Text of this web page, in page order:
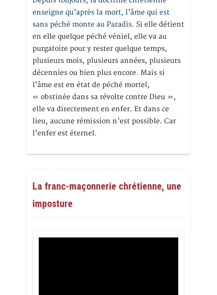
enseigne qu’après la mort, l’âme qui est
sans péché monte au Paradis. Si elle détient
en elle quelque péché véniel, elle va au
purgatoire pour y rester quelque temps,
plusieurs mois, plusieurs années, plusieurs
décennies ou bien plus encore. Mais si
l’âme est en état de péché mortel,
« obstinée dans sa révolte contre Dieu »,
elle va directement en enfer. Et dans ce
lieu, aucune rémission n’est possible. Car
l’enfer est éternel.
La franc-maçonnerie chrétienne, une
imposture